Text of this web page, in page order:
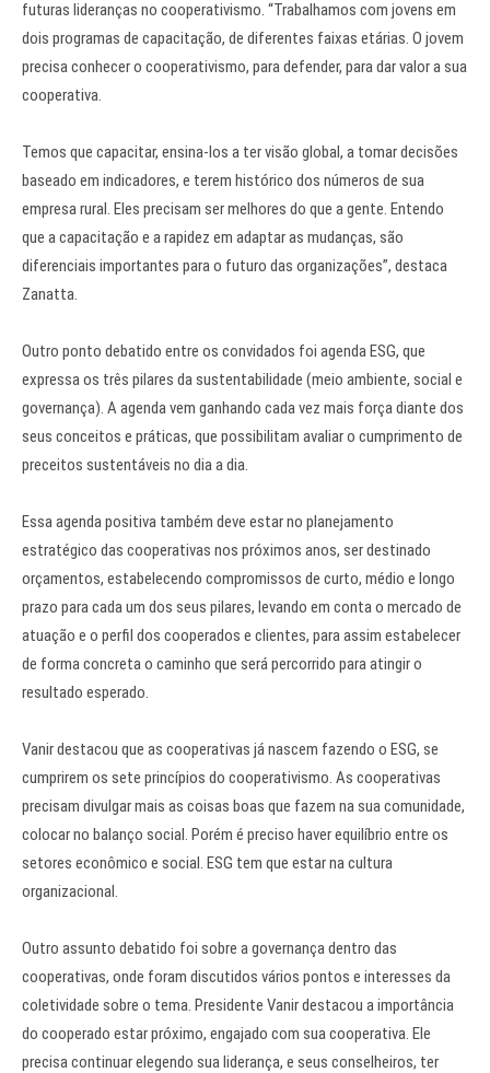
futuras lideranças no cooperativismo. “Trabalhamos com jovens em
dois programas de capacitação, de diferentes faixas etárias. O jovem
precisa conhecer o cooperativismo, para defender, para dar valor a sua
cooperativa.
Temos que capacitar, ensina-los a ter visão global, a tomar decisões
baseado em indicadores, e terem histórico dos números de sua
empresa rural. Eles precisam ser melhores do que a gente. Entendo
que a capacitação e a rapidez em adaptar as mudanças, são
diferenciais importantes para o futuro das organizações”, destaca
Zanatta.
Outro ponto debatido entre os convidados foi agenda ESG, que
expressa os três pilares da sustentabilidade (meio ambiente, social e
governança). A agenda vem ganhando cada vez mais força diante dos
seus conceitos e práticas, que possibilitam avaliar o cumprimento de
preceitos sustentáveis no dia a dia.
Essa agenda positiva também deve estar no planejamento
estratégico das cooperativas nos próximos anos, ser destinado
orçamentos, estabelecendo compromissos de curto, médio e longo
prazo para cada um dos seus pilares, levando em conta o mercado de
atuação e o perfil dos cooperados e clientes, para assim estabelecer
de forma concreta o caminho que será percorrido para atingir o
resultado esperado.
Vanir destacou que as cooperativas já nascem fazendo o ESG, se
cumprirem os sete princípios do cooperativismo. As cooperativas
precisam divulgar mais as coisas boas que fazem na sua comunidade,
colocar no balanço social. Porém é preciso haver equilíbrio entre os
setores econômico e social. ESG tem que estar na cultura
organizacional.
Outro assunto debatido foi sobre a governança dentro das
cooperativas, onde foram discutidos vários pontos e interesses da
coletividade sobre o tema. Presidente Vanir destacou a importância
do cooperado estar próximo, engajado com sua cooperativa. Ele
precisa continuar elegendo sua liderança, e seus conselheiros, ter